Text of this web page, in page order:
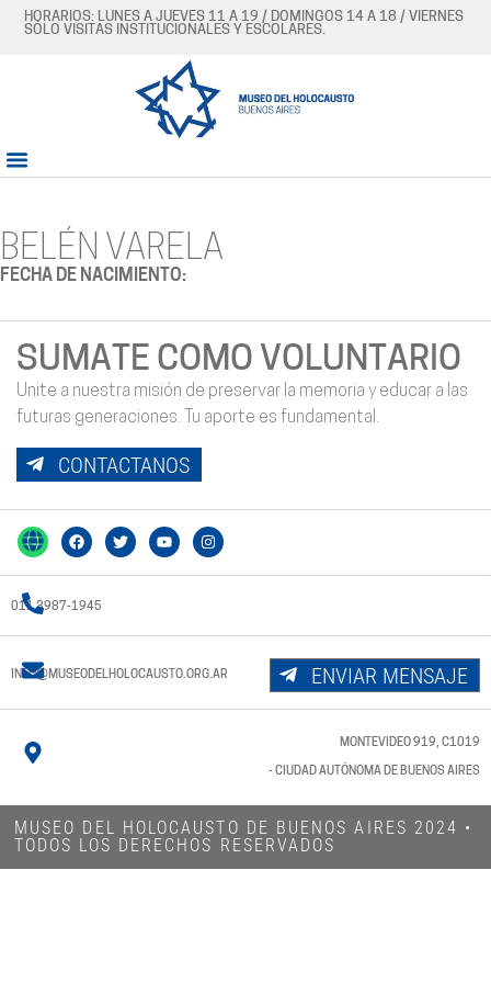
HORARIOS: LUNES A JUEVES 11 A 19 / DOMINGOS 14 A 18 / VIERNES
SÓLO VISITAS INSTITUCIONALES Y ESCOLARES.
BELÉN VARELA
FECHA DE NACIMIENTO:
SUMATE COMO VOLUNTARIO
Unite a nuestra misión de preservar la memoria y educar a las
futuras generaciones. Tu aporte es fundamental.
CONTACTANOS
011 3987-1945
INFO@MUSEODELHOLOCAUSTO.ORG.AR ENVIAR MENSAJE
MONTEVIDEO 919, C1019
- CIUDAD AUTÓNOMA DE BUENOS AIRES
MUSEO DEL HOLOCAUSTO DE BUENOS AIRES 2024​ •
TODOS LOS DERECHOS RESERVADOS